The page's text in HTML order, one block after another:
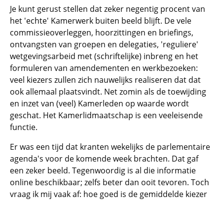
Je kunt gerust stellen dat zeker negentig procent van
het 'echte' Kamerwerk buiten beeld blijft. De vele
commissieoverleggen, hoorzittingen en briefings,
ontvangsten van groepen en delegaties, 'reguliere'
wetgevingsarbeid met (schriftelijke) inbreng en het
formuleren van amendementen en werkbezoeken:
veel kiezers zullen zich nauwelijks realiseren dat dat
ook allemaal plaatsvindt. Net zomin als de toewijding
en inzet van (veel) Kamerleden op waarde wordt
geschat. Het Kamerlidmaatschap is een veeleisende
functie.
Er was een tijd dat kranten wekelijks de parlementaire
agenda's voor de komende week brachten. Dat gaf
een zeker beeld. Tegenwoordig is al die informatie
online beschikbaar; zelfs beter dan ooit tevoren. Toch
vraag ik mij vaak af: hoe goed is de gemiddelde kiezer